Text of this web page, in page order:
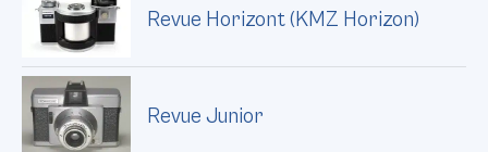
Revue Horizont (KMZ Horizon)
Revue Junior